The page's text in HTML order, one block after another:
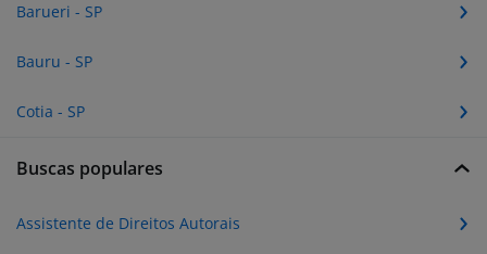
Barueri - SP
Bauru - SP
Cotia - SP
Buscas populares
Assistente de Direitos Autorais